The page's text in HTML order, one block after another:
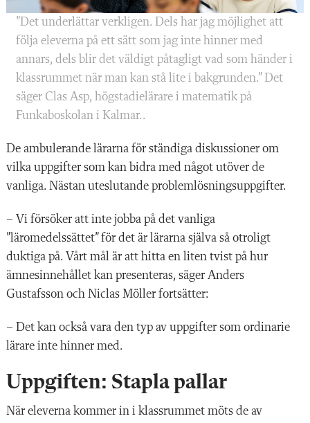
”Det underlättar verkligen. Dels har jag möjlighet att
följa eleverna på ett sätt som jag inte hinner med
annars, dels blir det väldigt påtagligt vad som händer i
klass­rummet när man kan stå lite i bakgrunden.” Det
säger Clas Asp, högstadielärare i matematik på
Funkaboskolan i Kalmar..
De ambulerande lärarna för ständiga diskussioner om
vilka uppgifter som kan bidra med något utöver de
vanliga. Nästan uteslutande problemlösningsuppgifter.
– Vi försöker att inte jobba på det vanliga
”läromedelssättet” för det är lärarna själva så otroligt
duktiga på. Vårt mål är att hitta en liten tvist på hur
ämnesinnehållet kan presenteras, säger Anders
Gustafsson och Niclas Möller fortsätter:
– Det kan också vara den typ av uppgifter som ordinarie
lärare inte hinner med.
Uppgiften: Stapla pallar
När eleverna kommer in i klassrummet möts de av